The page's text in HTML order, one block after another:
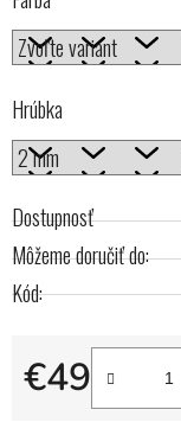
Hrúbka
Dostupnosť
Môžeme doručiť do:
Kód:
€49
Jednotková cena: